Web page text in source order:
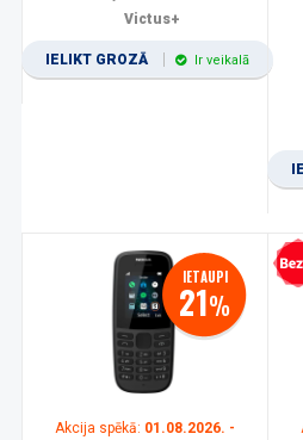
Victus+
IELIKT GROZĀ Ir veikalā
IETAUPI
21%
Akcija spēkā: 01.08.2026. -